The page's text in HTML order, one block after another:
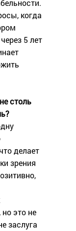
когда
5 лет
столь
делает
зрения
это не
заслуга